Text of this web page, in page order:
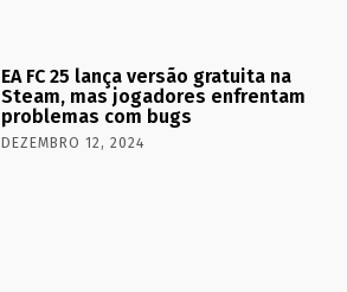
EA FC 25 lança versão gratuita na
Steam, mas jogadores enfrentam
problemas com bugs
DEZEMBRO 12, 2024